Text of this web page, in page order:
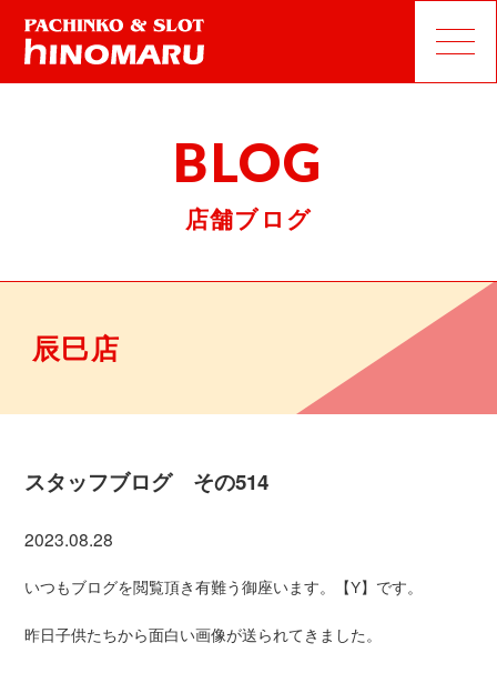
BLOG
店舗ブログ
辰巳店
スタッフブログ その514
2023.08.28
いつもブログを閲覧頂き有難う御座います。【Y】です。
昨日子供たちから面白い画像が送られてきました。